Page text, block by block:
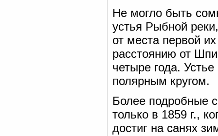
Не могло быть
устья Рыбной
от места первой
расстоянию от
четыре года.
полярным кругом.
Более подробные
только в 1859 г.,
достиг на санях